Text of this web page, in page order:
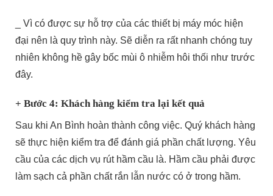
_ Vì có được sự hỗ trợ của các thiết bị máy móc hiện
đại nên là quy trình này. Sẽ diễn ra rất nhanh chóng tuy
nhiên không hề gây bốc mùi ô nhiễm hôi thối như trước
đây.
+ Bước 4: Khách hàng kiểm tra lại kết quả
Sau khi An Bình hoàn thành công việc. Quý khách hàng
sẽ thực hiện kiểm tra để đánh giá phần chất lượng. Yêu
cầu của các dịch vụ rút hầm cầu là. Hầm cầu phải được
làm sạch cả phần chất rắn lẫn nước có ở trong hầm.